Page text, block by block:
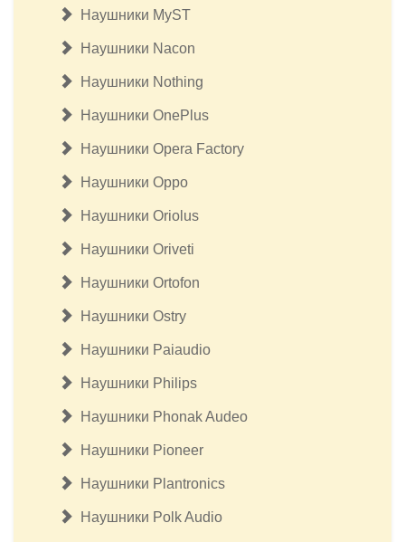
Наушники MyST
Наушники Nacon
Наушники Nothing
Наушники OnePlus
Наушники Opera Factory
Наушники Oppo
Наушники Oriolus
Наушники Oriveti
Наушники Ortofon
Наушники Ostry
Наушники Paiaudio
Наушники Philips
Наушники Phonak Audeo
Наушники Pioneer
Наушники Plantronics
Наушники Polk Audio